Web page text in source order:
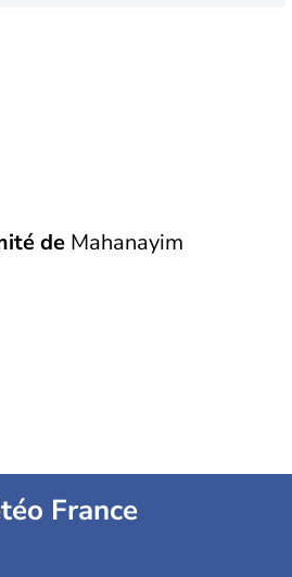
deMahanayim
France